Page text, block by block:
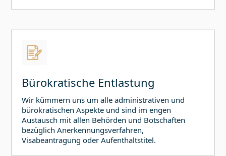
Bürokratische Entlastung
Wir kümmern uns um alle administrativen und
bürokratischen Aspekte und sind im engen
Austausch mit allen Behörden und Botschaften
bezüglich Anerkennungsverfahren,
Visabeantragung oder Aufenthaltstitel.